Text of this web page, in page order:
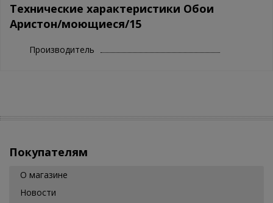
Технические характеристики Обои
Аристон/моющиеся/15
Производитель
Покупателям
О магазине
Новости